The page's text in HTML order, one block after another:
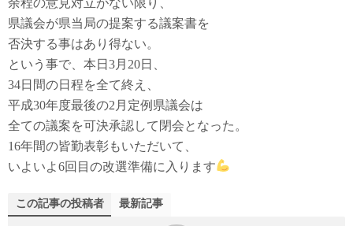
県議会が県当局の提案する議案書を
否決する事はあり得ない。
という事で、本日3月20日、
34日間の日程を全て終え、
平成30年度最後の2月定例県議会は
全ての議案を可決承認して閉会となった。
16年間の皆勤表彰もいただいて、
いよいよ6回目の改選準備に入ります
この記事の投稿者 最新記事